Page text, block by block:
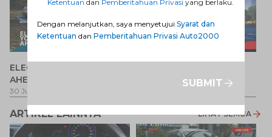
ELECTRIFY YOUR PATH
AHEAD
30 Jul 2026
ARTIKEL LAINNYA LIHAT SEMUA
Ketentuan dan Pemberitahuan Privasi yang berlaku.
Dengan melanjutkan, saya menyetujui Syarat dan
Ketentuan dan Pemberitahuan Privasi Auto2000
SUBMIT